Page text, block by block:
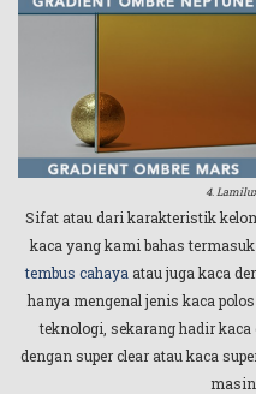
4.
Sifat atau dari karakteristik
kaca yang kami bahas
tembus cahaya atau juga kaca
hanya mengenal jenis kaca
teknologi, sekarang hadir
dengan super clear atau kaca